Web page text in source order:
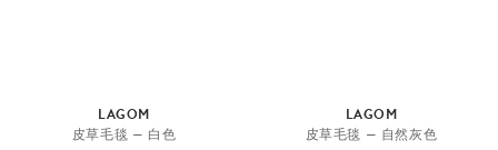
LAGOM
皮草毛毯 — 白色
LAGOM
皮草毛毯 — 自然灰色